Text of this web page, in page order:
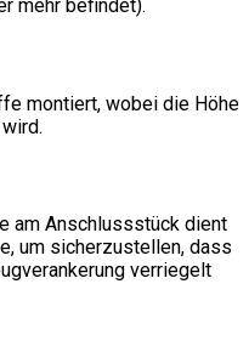
mehr befindet).
montiert, wobei die Höhe
am Anschlussstück dient
um sicherzustellen, dass
verriegelt